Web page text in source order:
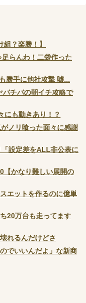
？楽勝！】
足らんわ！二袋作った
勝手に他社攻撃 嘘...
バチバの朝イチ攻略で
にも動きあり！？
ノリ喰った面々に感謝
設定差をALL非公表に
【かなり難しい展開の
エットを作るのに億単
20万台も走ってます
れるんだけどさ
でいいんだよ」な新商